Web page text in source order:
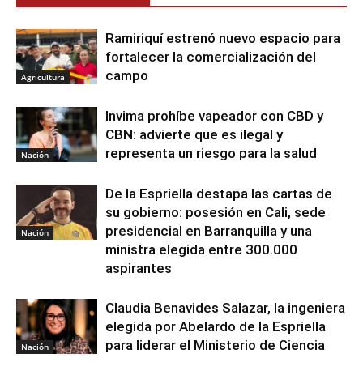
Agricultura
Ramiriquí estrenó nuevo espacio para
fortalecer la comercialización del
campo
Nación
Invima prohíbe vapeador con CBD y
CBN: advierte que es ilegal y
representa un riesgo para la salud
Nación
De la Espriella destapa las cartas de
su gobierno: posesión en Cali, sede
presidencial en Barranquilla y una
ministra elegida entre 300.000
aspirantes
Nación
Claudia Benavides Salazar, la ingeniera
elegida por Abelardo de la Espriella
para liderar el Ministerio de Ciencia